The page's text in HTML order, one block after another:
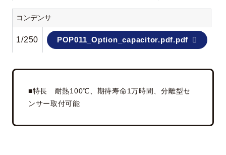
コンデンサ
1/250 POP011_Option_capacitor.pdf.pdf
■特長 耐熱100℃、期待寿命1万時間、分離型セ
ンサー取付可能